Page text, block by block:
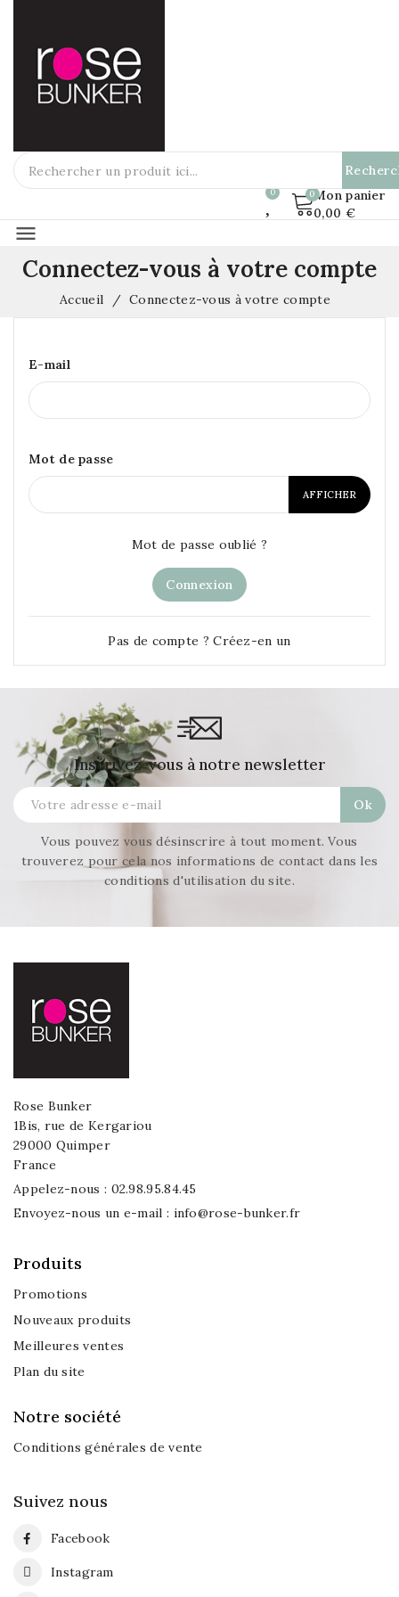
Mon panier
0,00 €
menu
Connectez-vous à votre compte
Accueil Connectez-vous à votre compte
E-mail
Mot de passe
AFFICHER
Mot de passe oublié ?
Connexion
Pas de compte ? Créez-en un
Inscrivez-vous à notre newsletter
Vous pouvez vous désinscrire à tout moment. Vous
trouverez pour cela nos informations de contact dans les
conditions d'utilisation du site.
Rose Bunker
1Bis, rue de Kergariou
29000 Quimper
France
Appelez-nous : 02.98.95.84.45
Envoyez-nous un e-mail : info@rose-bunker.fr
Produits
Promotions
Nouveaux produits
Meilleures ventes
Plan du site
Notre société
Conditions générales de vente
Suivez nous
Facebook
Instagram